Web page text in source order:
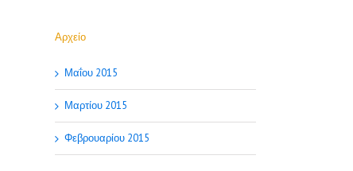
Αρχείο
Μαΐου 2015
Μαρτίου 2015
Φεβρουαρίου 2015